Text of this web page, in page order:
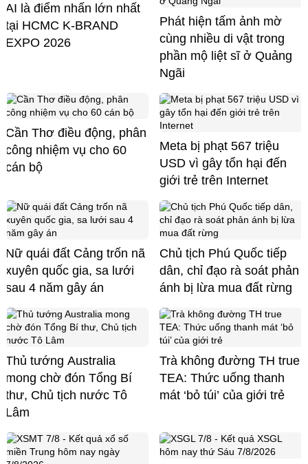
AI là điểm nhấn lớn nhất
tại HCMC K-BRAND
EXPO 2026
Phát hiện tấm ảnh mờ
cùng nhiều di vật trong
phần mộ liệt sĩ ở Quảng
Ngãi
Cần Thơ điều động, phân
công nhiệm vụ cho 60
cán bộ
Meta bị phạt 567 triệu
USD vì gây tổn hại đến
giới trẻ trên Internet
Nữ quái đất Cảng trốn nã
xuyên quốc gia, sa lưới
sau 4 năm gây án
Chủ tịch Phú Quốc tiếp
dân, chỉ đạo rà soát phản
ánh bị lừa mua đất rừng
Thủ tướng Australia
mong chờ đón Tổng Bí
thư, Chủ tịch nước Tô
Lâm
Trà không đường TH true
TEA: Thức uống thanh
mát ‘bỏ túi’ của giới trẻ